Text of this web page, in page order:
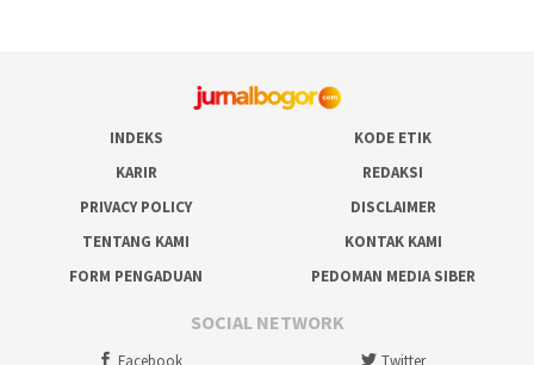
INDEKS
KODE ETIK
KARIR
REDAKSI
PRIVACY POLICY
DISCLAIMER
TENTANG KAMI
KONTAK KAMI
FORM PENGADUAN
PEDOMAN MEDIA SIBER
SOCIAL NETWORK
Facebook Twitter